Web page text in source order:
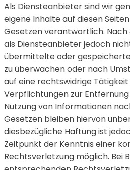
Als Diensteanbieter sind wir
eigene Inhalte auf diesen
Gesetzen verantwortlich. Nach
als Diensteanbieter jedoch
übermittelte oder
zu überwachen oder nach
auf eine rechtswidrige Tätigkeit
Verpflichtungen zur
Nutzung von Informationen
Gesetzen bleiben hiervon
diesbezügliche Haftung ist
Zeitpunkt der Kenntnis einer
Rechtsverletzung möglich. Bei